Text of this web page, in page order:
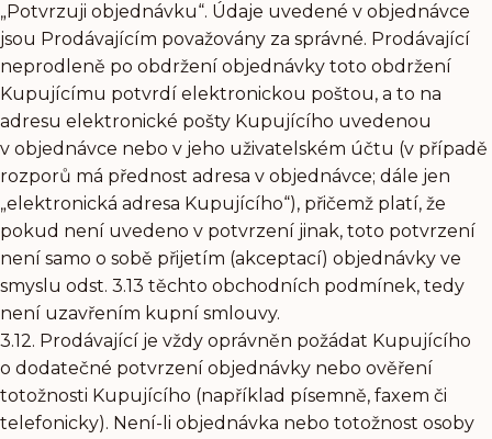
„Potvrzuji objednávku“. Údaje uvedené v objednávce
jsou Prodávajícím považovány za správné. Prodávající
neprodleně po obdržení objednávky toto obdržení
Kupujícímu potvrdí elektronickou poštou, a to na
adresu elektronické pošty Kupujícího uvedenou
v objednávce nebo v jeho uživatelském účtu (v případě
rozporů má přednost adresa v objednávce; dále jen
„elektronická adresa Kupujícího“), přičemž platí, že
pokud není uvedeno v potvrzení jinak, toto potvrzení
není samo o sobě přijetím (akceptací) objednávky ve
smyslu odst. 3.13 těchto obchodních podmínek, tedy
není uzavřením kupní smlouvy.
3.12. Prodávající je vždy oprávněn požádat Kupujícího
o dodatečné potvrzení objednávky nebo ověření
totožnosti Kupujícího (například písemně, faxem či
telefonicky). Není-li objednávka nebo totožnost osoby